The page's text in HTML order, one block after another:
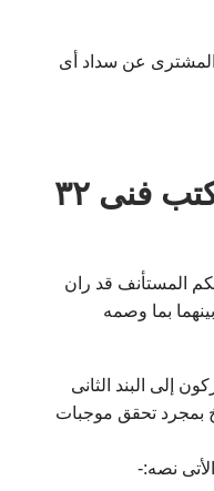
المشترى عن سداد أى
( الطعن رقم ۳۸۸ لسنة ٤۸ قضائية ۱۸-۱۱-۱۹۸۱ مكتب فنى ۳۲
المستأنف قد ران
بما وصمه
إلى البند الثانى
بمجرد تحقق موجبات
نصه:-